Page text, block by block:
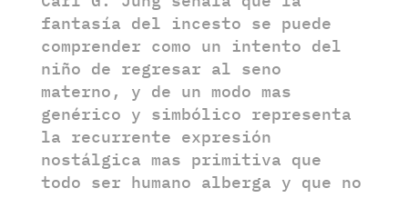
fantasía del incesto se puede
comprender como un intento del
niño de regresar al seno
materno, y de un modo mas
genérico y simbólico representa
la recurrente expresión
nostálgica mas primitiva que
todo ser humano alberga y que no